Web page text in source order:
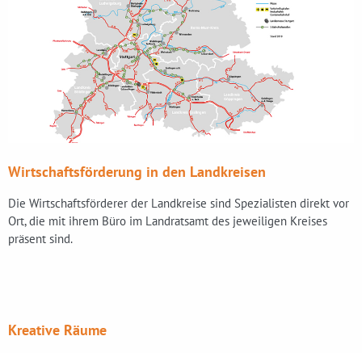
Wirtschaftsförderung in den Landkreisen
Die Wirtschaftsförderer der Landkreise sind Spezialisten direkt vor
Ort, die mit ihrem Büro im Landratsamt des jeweiligen Kreises
präsent sind.
Kreative Räume